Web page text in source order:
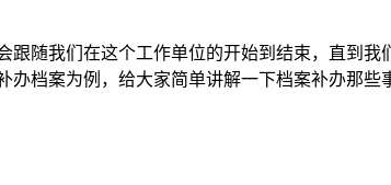
随我们在这个工作单位的开始到结束，直到我
档案为例，给大家简单讲解一下档案补办那些